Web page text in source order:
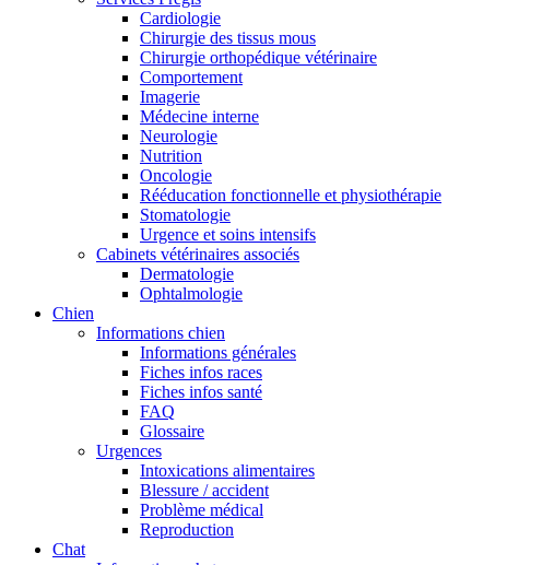
Cardiologie
Chirurgie des tissus mous
Chirurgie orthopédique vétérinaire
Comportement
Imagerie
Médecine interne
Neurologie
Nutrition
Oncologie
Rééducation fonctionnelle et physiothérapie
Stomatologie
Urgence et soins intensifs
Cabinets vétérinaires associés
Dermatologie
Ophtalmologie
Chien
Informations chien
Informations générales
Fiches infos races
Fiches infos santé
FAQ
Glossaire
Urgences
Intoxications alimentaires
Blessure / accident
Problème médical
Reproduction
Chat